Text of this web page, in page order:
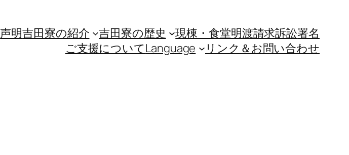
声明吉田寮の紹介 吉田寮の歴史 現棟・食堂明渡請求訴訟署名
ご支援についてLanguage リンク＆お問い合わせ